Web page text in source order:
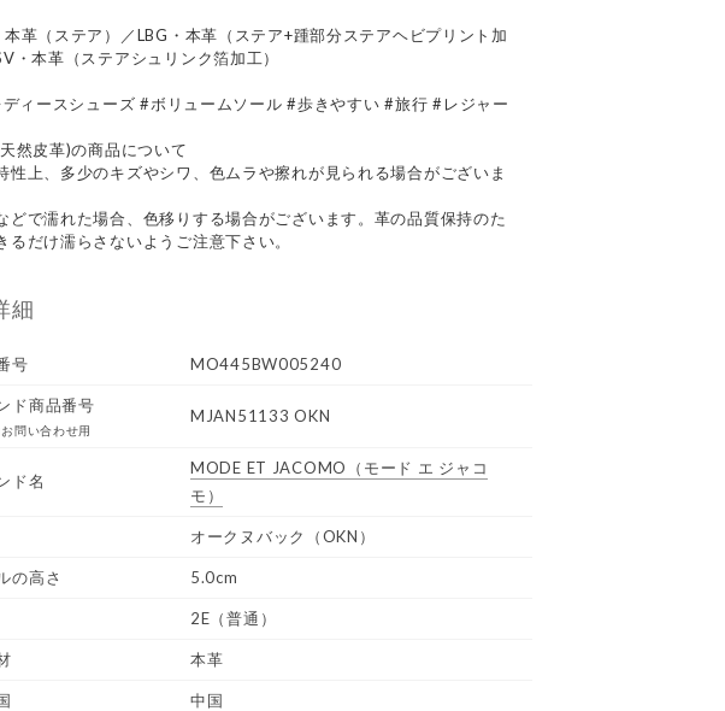
革（ステア）／LBG・本革（ステア+踵部分ステアヘビプリント加
・本革（ステアシュリンク箔加工）
ィースシューズ #ボリュームソール #歩きやすい #旅行 #レジャー
然皮革)の商品について
性上、多少のキズやシワ、色ムラや擦れが見られる場合がございま
どで濡れた場合、色移りする場合がございます。革の品質保持のた
るだけ濡らさないようご注意下さい。
細
号 MO445BW005240
ド商品番号
問い合わせ用
MJAN51133 OKN
ド名
MODE ET JACOMO
（モード エ ジャコ
モ）
オークヌバック（OKN）
の高さ 5.0cm
2E（普通）
本革
中国